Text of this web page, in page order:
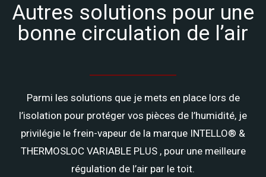
Autres solutions pour une
bonne circulation de l’air
Parmi les solutions que je mets en place lors de
l’isolation pour protéger vos pièces de l’humidité, je
privilégie le frein-vapeur de la marque INTELLO® &
THERMOSLOC VARIABLE PLUS , pour une meilleure
régulation de l’air par le toit.